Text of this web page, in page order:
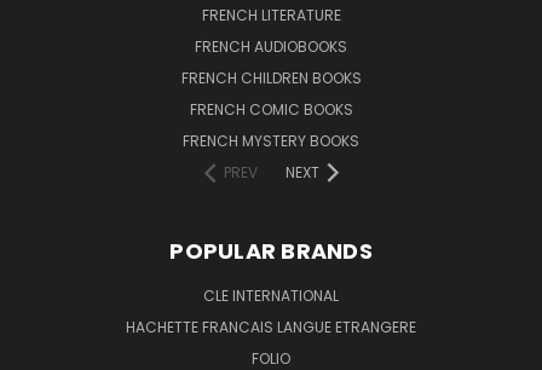
FRENCH LITERATURE
FRENCH AUDIOBOOKS
FRENCH CHILDREN BOOKS
FRENCH COMIC BOOKS
FRENCH MYSTERY BOOKS
PREV
NEXT
POPULAR BRANDS
CLE INTERNATIONAL
HACHETTE FRANCAIS LANGUE ETRANGERE
FOLIO